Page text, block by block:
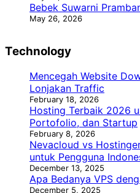
Bebek Suwarni
May 26, 2026
Technology
Mencegah Website
Lonjakan Traffic
February 18, 2026
Hosting Terbaik 2026
Portofolio, dan Startup
February 8, 2026
Nevacloud vs
untuk Pengguna
December 13, 2025
Apa Bedanya VPS
December 5, 2025